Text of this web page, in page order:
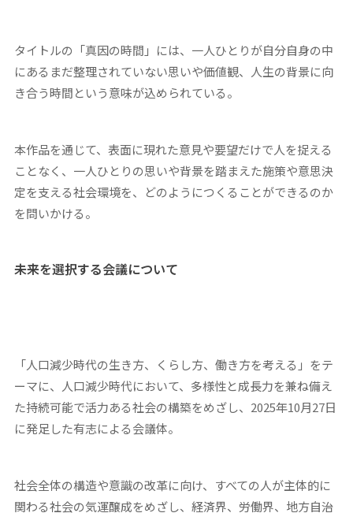
タイトルの「真因の時間」には、一人ひとりが自分自身の中
にあるまだ整理されていない思いや価値観、人生の背景に向
き合う時間という意味が込められている。
本作品を通じて、表面に現れた意見や要望だけで人を捉える
ことなく、一人ひとりの思いや背景を踏まえた施策や意思決
定を支える社会環境を、どのようにつくることができるのか
を問いかける。
未来を選択する会議について
「人口減少時代の生き方、くらし方、働き方を考える」をテ
ーマに、人口減少時代において、多様性と成長力を兼ね備え
た持続可能で活力ある社会の構築をめざし、2025年10月27日
に発足した有志による会議体。
社会全体の構造や意識の改革に向け、すべての人が主体的に
関わる社会の気運醸成をめざし、経済界、労働界、地方自治